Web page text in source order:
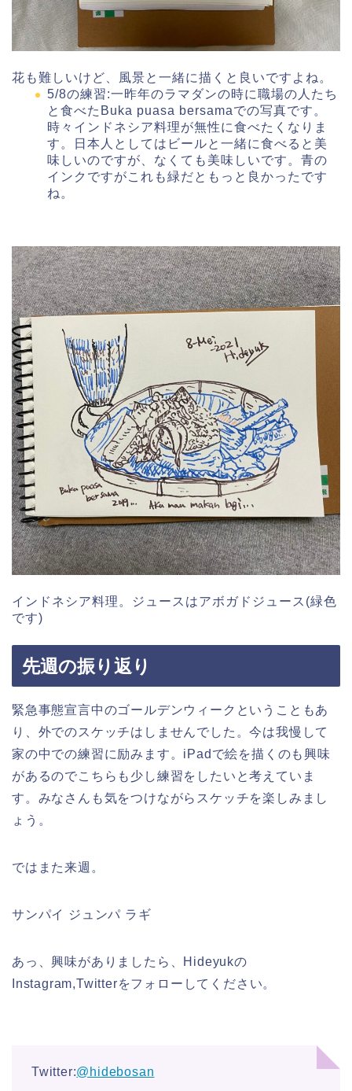
花も難しいけど、風景と一緒に描くと良いですよね。
5/8の練習:一昨年のラマダンの時に職場の人たち
と食べたBuka puasa bersamaでの写真です。
時々インドネシア料理が無性に食べたくなりま
す。日本人としてはビールと一緒に食べると美
味しいのですが、なくても美味しいです。青の
インクですがこれも緑だともっと良かったです
ね。
インドネシア料理。ジュースはアボガドジュース(緑色
です)
先週の振り返り
緊急事態宣言中のゴールデンウィークということもあ
り、外でのスケッチはしませんでした。今は我慢して
家の中での練習に励みます。iPadで絵を描くのも興味
があるのでこちらも少し練習をしたいと考えていま
す。みなさんも気をつけながらスケッチを楽しみまし
ょう。
ではまた来週。
サンパイ ジュンパ ラギ
あっ、興味がありましたら、Hideyukの
Instagram,Twitterをフォローしてください。
Twitter:@hidebosan